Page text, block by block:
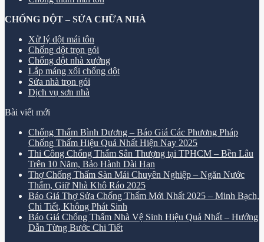
CHỐNG DỘT – SỬA CHỮA NHÀ
Xử lý dột mái tôn
Chống dột trọn gói
Chống dột nhà xưởng
Lắp máng xối chống dột
Sửa nhà trọn gói
Dịch vụ sơn nhà
Bài viết mới
Chống Thấm Bình Dương – Báo Giá Các Phương Pháp
Chống Thấm Hiệu Quả Nhất Hiện Nay 2025
Thi Công Chống Thấm Sân Thượng tại TPHCM – Bền Lâu
Trên 10 Năm, Bảo Hành Dài Hạn
Thợ Chống Thấm Sàn Mái Chuyên Nghiệp – Ngăn Nước
Thấm, Giữ Nhà Khô Ráo 2025
Báo Giá Thợ Sửa Chống Thấm Mới Nhất 2025 – Minh Bạch,
Chi Tiết, Không Phát Sinh
Báo Giá Chống Thấm Nhà Vệ Sinh Hiệu Quả Nhất – Hướng
Dẫn Từng Bước Chi Tiết